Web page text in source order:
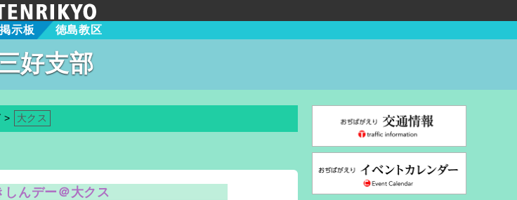
示板 徳島教区
好支部
> 大クス
んデー＠大クス